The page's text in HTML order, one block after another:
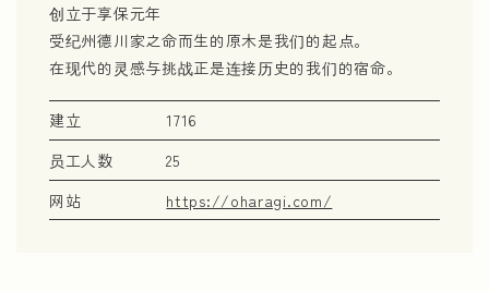
创立于享保元年
受纪州德川家之命而生的原木是我们的起点。
在现代的灵感与挑战正是连接历史的我们的宿命。
建立
1716
员工人数
25
网站
https://oharagi.com/